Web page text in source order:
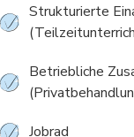
Strukturierte
Betriebliche
Jobrad